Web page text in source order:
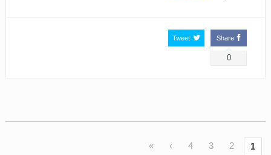
Share
0
Tweet
1
2
3
4
›
»